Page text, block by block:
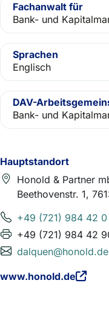
Hauptstandort
Honold & Partner
Beethovenstr. 1,
+49 (721) 984 42 0
+49 (721) 984 42
dalquen@honold.de
www.honold.de
Fachanwalt für
Bank- und
Sprachen
Englisch
DAV-
Bank- und